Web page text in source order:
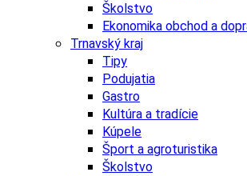
Školstvo
Ekonomika obchod a
Trnavský kraj
Tipy
Podujatia
Gastro
Kultúra a tradície
Kúpele
Šport a agroturistika
Školstvo